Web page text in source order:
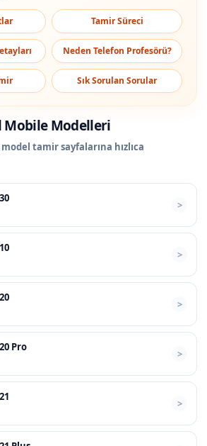
Tamir Süreci
Neden Telefon Profesörü?
Sık Sorulan Sorular
Mobile Modelleri
tamir sayfalarına hızlıca
Pro